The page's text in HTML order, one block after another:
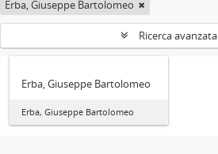
Erba, Giuseppe Bartolomeo
Ricerca avanzata
Erba, Giuseppe Bartolomeo
Erba, Giuseppe Bartolomeo